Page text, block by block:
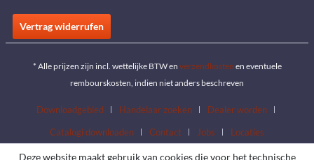
Vertrag widerrufen
* Alle prijzen zijn incl. wettelijke BTW en verzendkosten en eventuele
rembourskosten, indien niet anders beschreven
Downloadgebied Handelaar zoeken
Dealer worden
Catalogi downloaden
Contact Jobs Locaties
Deze website maakt gebruik van cookies die voor het technische